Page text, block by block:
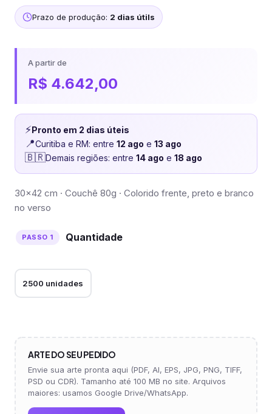
Prazo de produção: 2 dias útils
A partir de
R$ 4.642,00
⚡Pronto em 2 dias úteis
📍Curitiba e RM: entre 12 ago e 13 ago
🇧🇷Demais regiões: entre 14 ago e 18 ago
30×42 cm · Couchê 80g · Colorido frente, preto e branco
no verso
Quantidade
2500 unidades
ARTE DO SEU PEDIDO
Envie sua arte pronta aqui (PDF, AI, EPS, JPG, PNG, TIFF,
PSD ou CDR). Tamanho até 100 MB no site. Arquivos
maiores: usamos Google Drive/WhatsApp.